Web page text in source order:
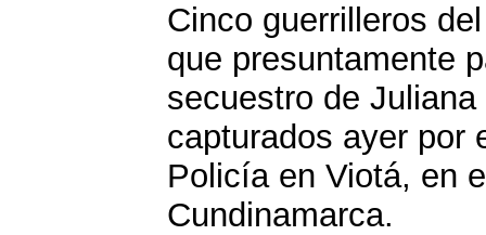
Cinco guerrilleros
que presuntamente
secuestro de
capturados ayer por
Policía en Viotá, en
Cundinamarca.